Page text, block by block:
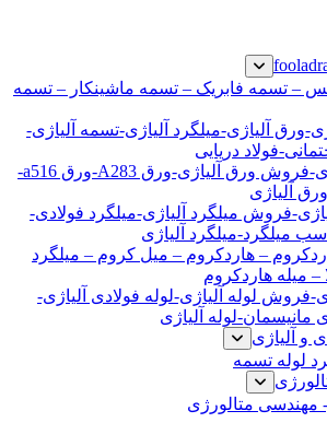
فولادی-قیمت ورق-قیمت فولاد
– تسمه فابریک – تسمه ماشینکار – تسمه
ورق آلیاژی-میلگرد آلیاژی-تسمه آلیاژی-
فولاد دریایی
ورق آلیاژی-فروش ورق آلیاژی-ورق A283-ورق a516-
فروش میلگرد آلیاژی-میلگرد فولادی-
میلگرد-میلگرد آلیاژی
– هاردکروم – میل کروم – میلگرد
– میله هاردکروم
فروش لوله آلیاژی-لوله فولادی آلیاژی-
مانیسمان-لوله آلیاژی
و آلیاژی
لوله تسمه
مهندسی متالورژی